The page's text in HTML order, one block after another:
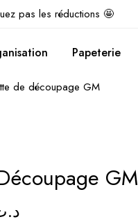
pas les réductions 🤩
Papeterie
de découpage GM
GM